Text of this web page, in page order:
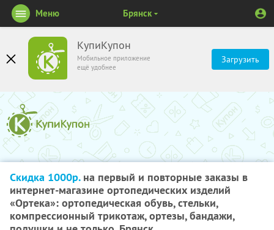
КупиКупон
Мобильное приложение
ещё удобнее
Загрузить
Меню Брянск
Скидка 1000р.на первый и повторные заказы в
интернет-магазине ортопедических изделий
«Ортека»: ортопедическая обувь, стельки,
компрессионный трикотаж, ортезы, бандажи,